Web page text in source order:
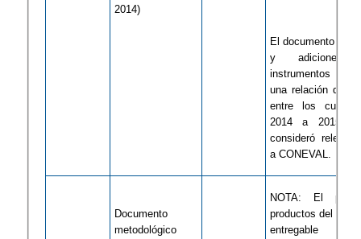
2014)
El documento
y
instrumentos de
una relación de
entre los
2014 a 2015
consideró
a CONEVAL.
Documento
metodológico
NOTA: El
productos del
entregable